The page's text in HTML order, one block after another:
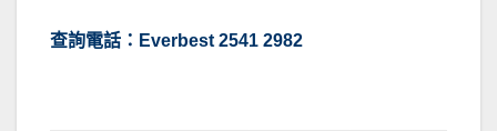
查詢電話：Everbest 2541 2982